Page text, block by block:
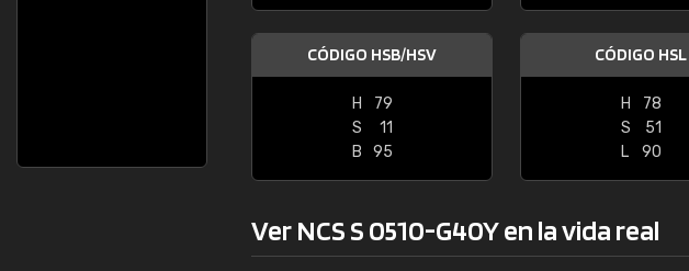
CÓDIGO HSB/HSV
H
79
S
11
B
95
CÓDIGO HSL
H
78
S
51
L
90
Ver NCS S 0510-G40Y en la vida real